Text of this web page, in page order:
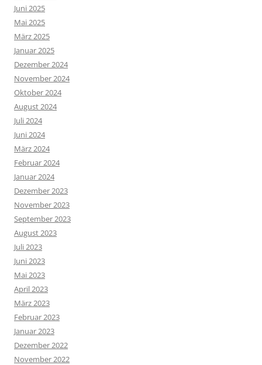
Juni 2025
Mai 2025
März 2025
Januar 2025
Dezember 2024
November 2024
Oktober 2024
August 2024
Juli 2024
Juni 2024
März 2024
Februar 2024
Januar 2024
Dezember 2023
November 2023
September 2023
August 2023
Juli 2023
Juni 2023
Mai 2023
April 2023
März 2023
Februar 2023
Januar 2023
Dezember 2022
November 2022